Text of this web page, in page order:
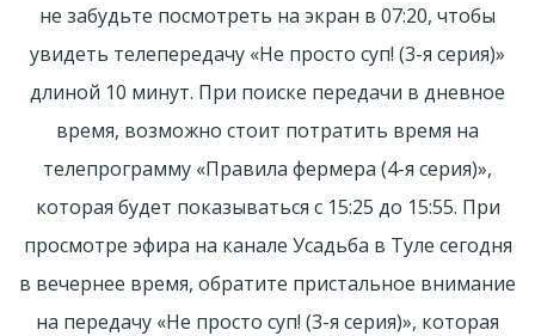
не забудьте посмотреть на экран в 07:20, чтобы
увидеть телепередачу «Не просто суп! (3-я серия)»
длиной 10 минут. При поиске передачи в дневное
время, возможно стоит потратить время на
телепрограмму «Правила фермера (4-я серия)»,
которая будет показываться с 15:25 до 15:55. При
просмотре эфира на канале Усадьба в Туле сегодня
в вечернее время, обратите пристальное внимание
на передачу «Не просто суп! (3-я серия)», которая